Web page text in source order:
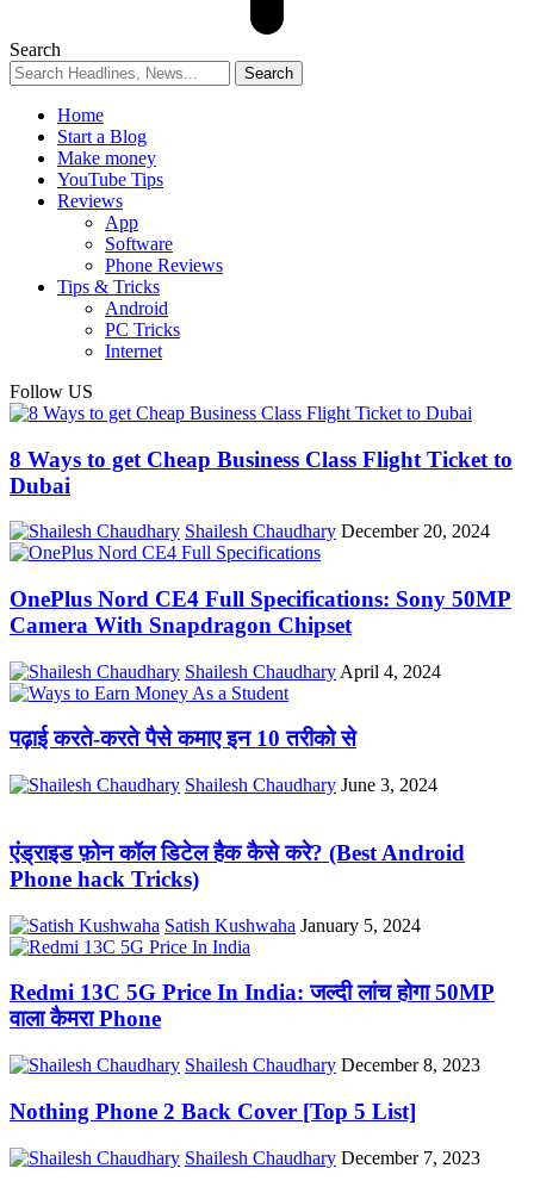
Search
Home
Start a Blog
Make money
YouTube Tips
Reviews
App
Software
Phone Reviews
Tips & Tricks
Android
PC Tricks
Internet
Follow US
8 Ways to get Cheap Business Class Flight Ticket to
Dubai
Shailesh Chaudhary December 20, 2024
OnePlus Nord CE4 Full Specifications: Sony 50MP
Camera With Snapdragon Chipset
Shailesh Chaudhary April 4, 2024
पढ़ाई करते-करते पैसे कमाए इन 10 तरीको से
Shailesh Chaudhary June 3, 2024
एंड्राइड फ़ोन कॉल डिटेल हैक कैसे करे? (Best Android
Phone hack Tricks)
Satish Kushwaha January 5, 2024
Redmi 13C 5G Price In India: जल्दी लांच होगा 50MP
वाला कैमरा Phone
Shailesh Chaudhary December 8, 2023
Nothing Phone 2 Back Cover [Top 5 List]
Shailesh Chaudhary December 7, 2023